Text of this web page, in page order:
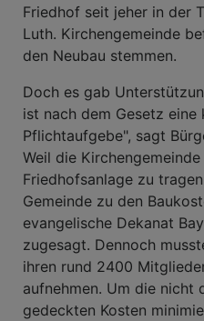
Friedhof seit jeher in der
Luth. Kirchengemeinde
den Neubau stemmen.
Doch es gab
ist nach dem Gesetz eine
Pflichtaufgebe", sagt
Weil die
Friedhofsanlage zu
Gemeinde zu den
evangelische Dekanat
zugesagt. Dennoch
ihren rund 2400
aufnehmen. Um die nicht
gedeckten Kosten